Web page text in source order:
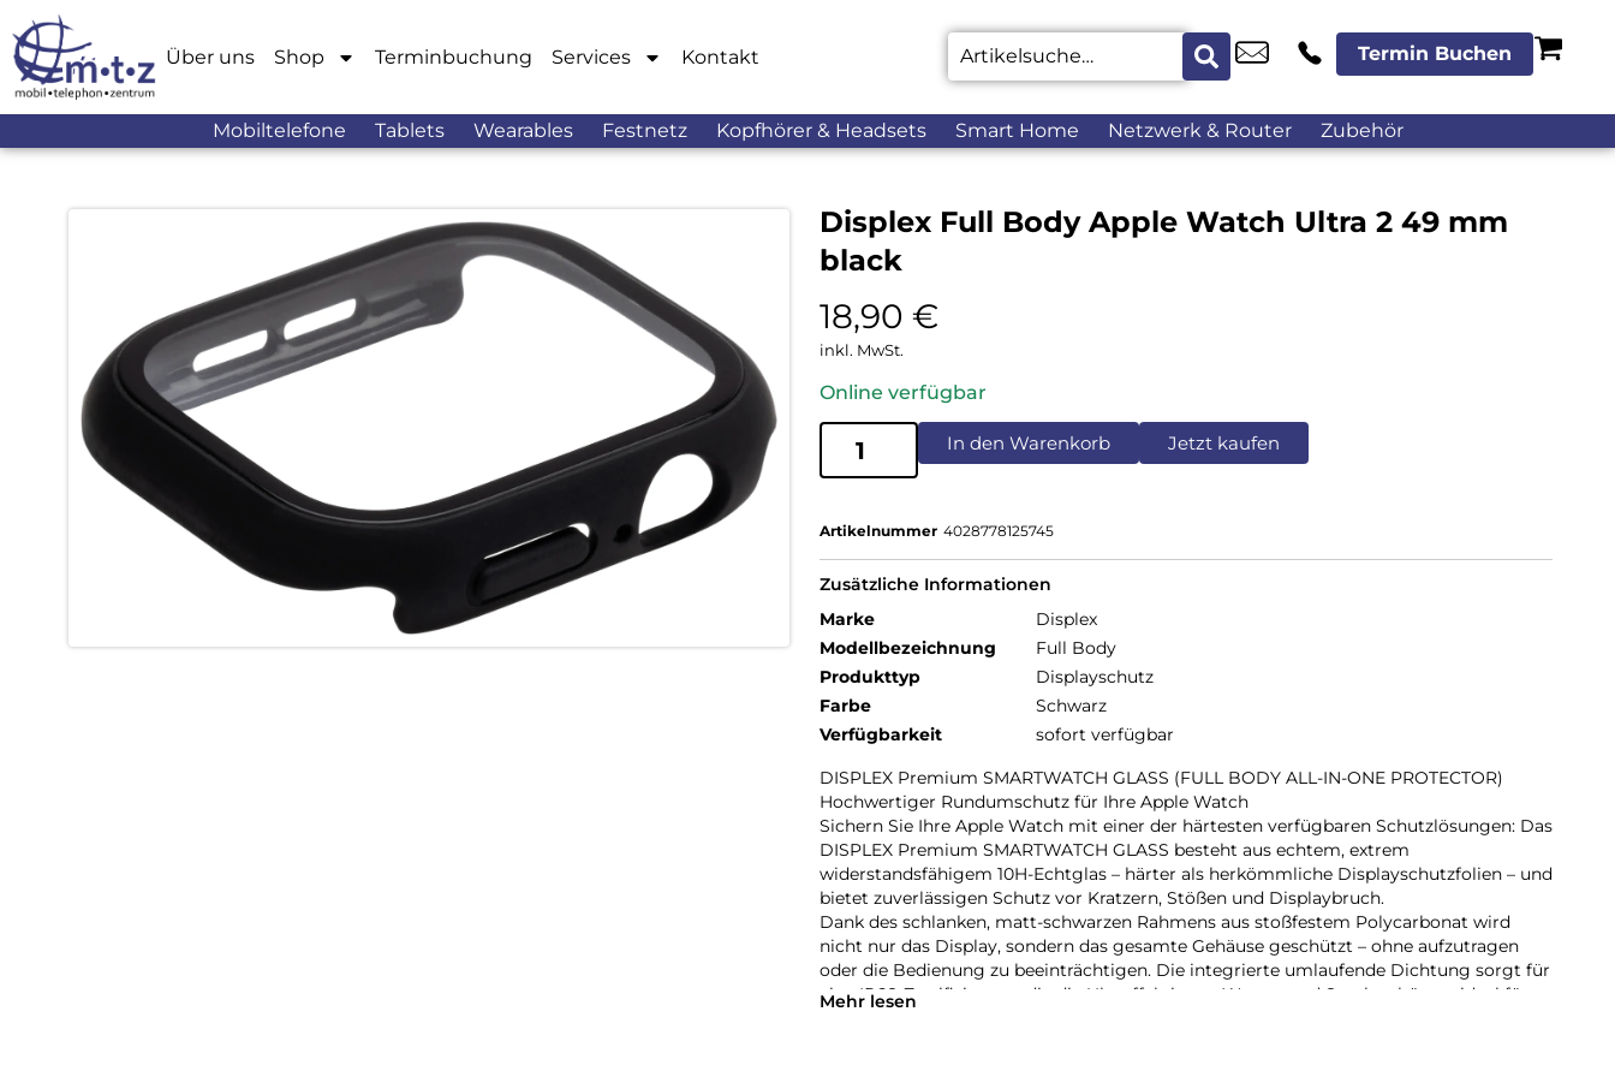
Über uns Shop Terminbuchung Services Kontakt Termin Buchen
Mobiltelefone Tablets Wearables Festnetz Kopfhörer & Headsets Smart Home Netzwerk & Router Zubehör
Displex Full Body Apple Watch Ultra 2 49 mm
black
18,90 €
inkl. MwSt.
Online verfügbar
In den Warenkorb Jetzt kaufen
Artikelnummer 4028778125745
Zusätzliche Informationen
Marke
Displex
Modellbezeichnung
Full Body
Produkttyp
Displayschutz
Farbe
Schwarz
Verfügbarkeit
sofort verfügbar
DISPLEX Premium SMARTWATCH GLASS (FULL BODY ALL-IN-ONE PROTECTOR)
Hochwertiger Rundumschutz für Ihre Apple Watch
Sichern Sie Ihre Apple Watch mit einer der härtesten verfügbaren Schutzlösungen: Das
DISPLEX Premium SMARTWATCH GLASS besteht aus echtem, extrem
widerstandsfähigem 10H-Echtglas – härter als herkömmliche Displayschutzfolien – und
bietet zuverlässigen Schutz vor Kratzern, Stößen und Displaybruch.
Dank des schlanken, matt-schwarzen Rahmens aus stoßfestem Polycarbonat wird
nicht nur das Display, sondern das gesamte Gehäuse geschützt – ohne aufzutragen
oder die Bedienung zu beeinträchtigen. Die integrierte umlaufende Dichtung sorgt für
eine IP68-Zertifizierung, die die Uhr effektiv vor Wasser und Staub schützt – ideal für
Mehr lesen